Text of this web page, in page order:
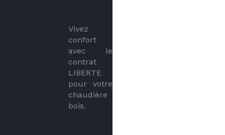
Vivez
confort
avec le
contrat
LIBERTE
pour votre
chaudière
bois.